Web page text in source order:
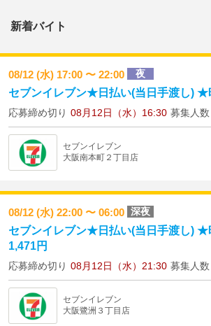
新着バイト
08/12 (水) 17:00 〜 22:00 夜
セブンイレブン★日払い(当日手渡し) ★
応募締め切り 08月12日（水）16:30 募集人数
セブンイレブン
大阪南本町２丁目店
08/12 (水) 22:00 〜 06:00 深夜
セブンイレブン★日払い(当日手渡し) ★
1,471円
応募締め切り 08月12日（水）21:30 募集人数
セブンイレブン
大阪鷺洲３丁目店